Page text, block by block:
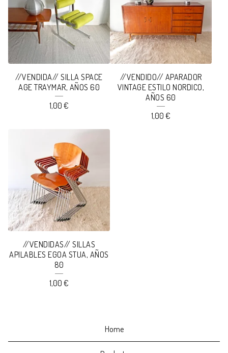
//VENDIDA// SILLA SPACE
AGE TRAYMAR, AÑOS 60
1,00 €
//VENDIDO// APARADOR
VINTAGE ESTILO NORDICO,
AÑOS 60
1,00 €
//VENDIDAS// SILLAS
APILABLES EGOA STUA, AÑOS
80
1,00 €
Home